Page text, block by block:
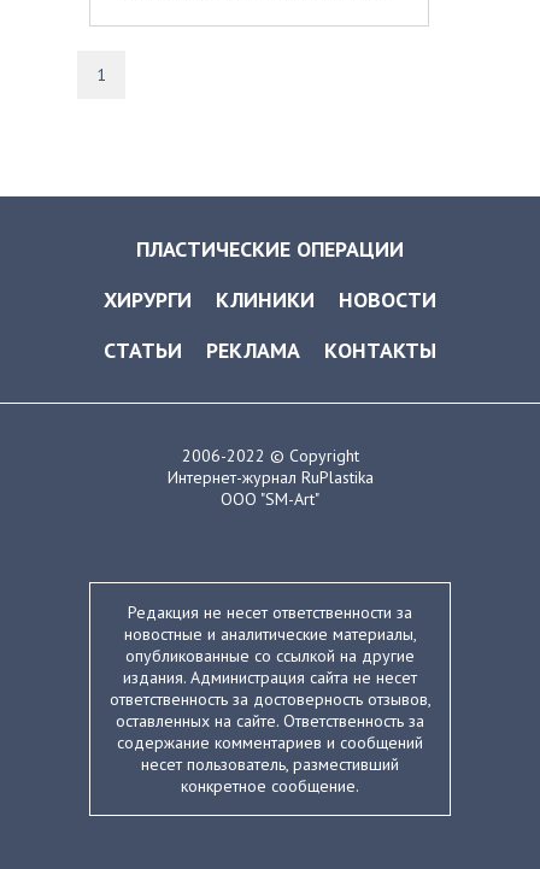
1
ПЛАСТИЧЕСКИЕ ОПЕРАЦИИ
ХИРУРГИ
КЛИНИКИ
НОВОСТИ
СТАТЬИ
РЕКЛАМА КОНТАКТЫ
2006-2022 © Copyright
Интернет-журнал RuPlastika
ООО "SM-Art"
Редакция не несет ответственности за
новостные и аналитические материалы,
опубликованные со ссылкой на другие
издания. Администрация сайта не несет
ответственность за достоверность отзывов,
оставленных на сайте. Ответственность за
содержание комментариев и сообщений
несет пользователь, разместивший
конкретное сообщение.